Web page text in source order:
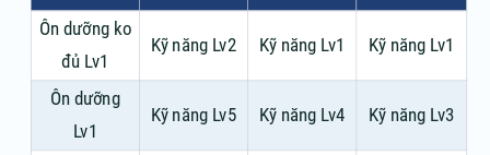
Ôn dưỡng ko
đủ Lv1
Kỹ năng Lv2 Kỹ năng Lv1 Kỹ năng Lv1
Ôn dưỡng
Lv1
Kỹ năng Lv5 Kỹ năng Lv4 Kỹ năng Lv3